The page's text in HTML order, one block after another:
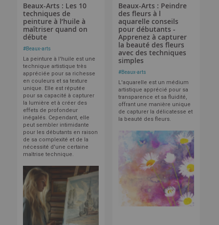
Beaux-Arts : Les 10
techniques de
peinture à l’huile à
maîtriser quand on
débute
#Beaux-arts
La peinture à l'huile est une
technique artistique très
appréciée pour sa richesse
en couleurs et sa texture
unique. Elle est réputée
pour sa capacité à capturer
la lumière et à créer des
effets de profondeur
inégalés. Cependant, elle
peut sembler intimidante
pour les débutants en raison
de sa complexité et de la
nécessité d'une certaine
maîtrise technique.
Beaux-Arts : Peindre
des fleurs à l
aquarelle conseils
pour débutants -
Apprenez à capturer
la beauté des fleurs
avec des techniques
simples
#Beaux-arts
L'aquarelle est un médium
artistique apprécié pour sa
transparence et sa fluidité,
offrant une manière unique
de capturer la délicatesse et
la beauté des fleurs.